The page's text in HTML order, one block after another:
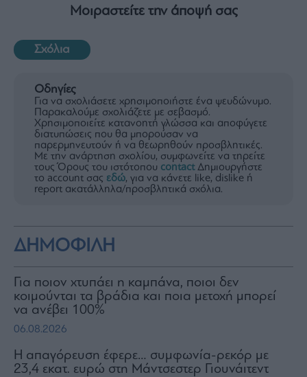
Μοιραστείτε την άποψή σας
Σχόλια
Οδηγίες
Για να σχολιάσετε χρησιμοποιήστε ένα ψευδώνυμο.
Παρακαλούμε σχολιάζετε με σεβασμό.
Χρησιμοποιείτε κατανοητή γλώσσα και αποφύγετε
διατυπώσεις που θα μπορούσαν να
παρερμηνευτούν ή να θεωρηθούν προσβλητικές.
Με την ανάρτηση σχολίου, συμφωνείτε να τηρείτε
τους Όρους του ιστότοπου contactΔημιουργήστε
το account σας εδώ, για να κάνετε like, dislike ή
report ακατάλληλα/προσβλητικά σχόλια.
ΔΗΜΟΦΙΛΗ
Για ποιον χτυπάει η καμπάνα, ποιοι δεν
κοιμούνται τα βράδια και ποια μετοχή μπορεί
να ανέβει 100%
06.08.2026
Η απαγόρευση έφερε… συμφωνία-ρεκόρ με
23,4 εκατ. ευρώ στη Μάντσεστερ Γιουνάιτεντ